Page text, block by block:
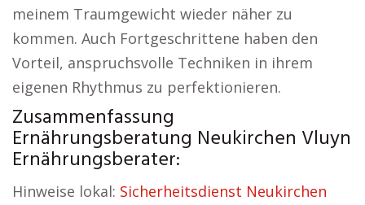
meinem Traumgewicht wieder näher zu
kommen. Auch Fortgeschrittene haben den
Vorteil, anspruchsvolle Techniken in ihrem
eigenen Rhythmus zu perfektionieren.
Zusammenfassung
Ernährungsberatung Neukirchen Vluyn
Ernährungsberater:
Hinweise lokal: Sicherheitsdienst Neukirchen